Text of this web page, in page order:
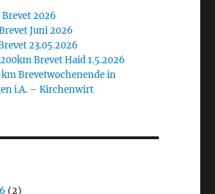
2026
Juni 2026
23.05.2026
Brevet Haid 1.5.2026
Brevetwochenende in
i.A. – Kirchenwirt
(2)